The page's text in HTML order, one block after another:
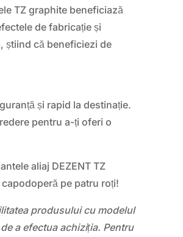
TZ graphite beneficiază
de fabricație și
știind că beneficiezi de
și rapid la destinație.
pentru a-ți oferi o
aliaj DEZENT TZ
pe patru roți!
produsului cu modelul
a efectua achiziția. Pentru